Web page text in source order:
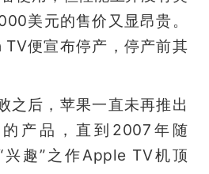
美元的售价又显昂贵。
便宣布停产，停产前其
之后，苹果一直未再推出
产品，直到2007年随
兴趣”之作Apple TV机顶